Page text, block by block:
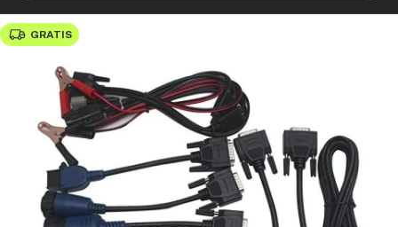
GRATIS